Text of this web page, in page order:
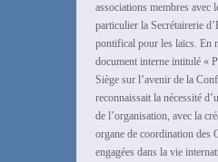
associations membres avec
particulier la Secrétairerie
pontifical pour les laïcs. En
document interne intitulé «
Siège sur l’avenir de la
reconnaissait la nécessité
de l’organisation, avec la
organe de coordination des
engagées dans la vie